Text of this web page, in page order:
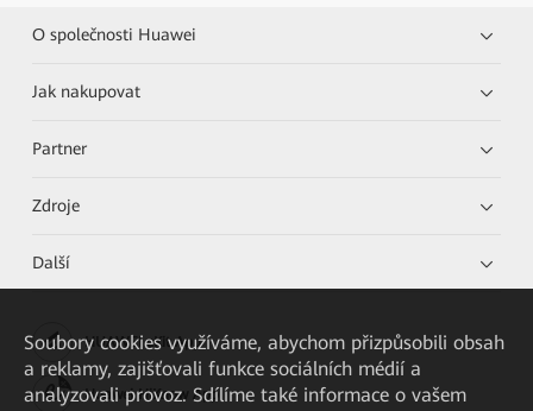
O společnosti Huawei
Jak nakupovat
Partner
Zdroje
Další
HUAWEI eKit App
Huawei HiKnow App
Soubory cookies využíváme, abychom přizpůsobili obsah
a reklamy, zajišťovali funkce sociálních médií a
analyzovali provoz. Sdílíme také informace o vašem